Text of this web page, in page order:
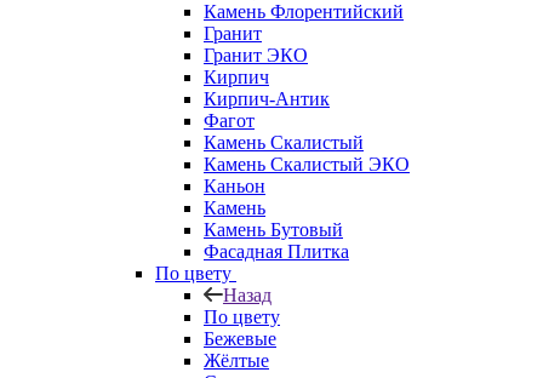
Камень Флорентийский
Гранит
Гранит ЭКО
Кирпич
Кирпич-Антик
Фагот
Камень Скалистый
Камень Скалистый ЭКО
Каньон
Камень
Камень Бутовый
Фасадная Плитка
По цвету
Назад
По цвету
Бежевые
Жёлтые